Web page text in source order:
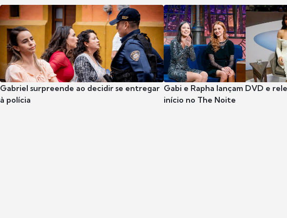
Gabriel surpreende ao decidir se entregar
à polícia
Gabi e Rapha lançam DVD e
início no The Noite